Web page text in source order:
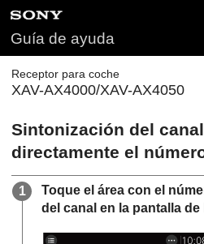
Guía de ayuda
Receptor para coche
XAV-AX4000/XAV-AX4050
Sintonización del
directamente el
Toque el área con el
del canal en la pantalla de